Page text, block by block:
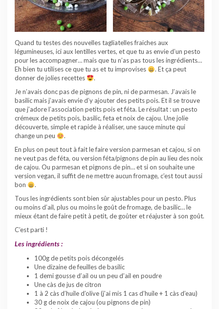
Quand tu testes des nouvelles tagliatelles fraiches aux
légumineuses, ici aux lentilles vertes, et que tu as envie d’un pesto
pour les accompagner… mais que tu n’as pas tous les ingrédients…
Eh bien tu utilises ce que tu as et tu improvises
. Et ça peut
donner de jolies recettes
.
Je n’avais donc pas de pignons de pin, ni de parmesan. J’avais le
basilic mais j’avais envie d’y ajouter des petits pois. Et il se trouve
que j’adore l’association petits pois et féta. Le résultat : un pesto
crémeux de petits pois, basilic, feta et noix de cajou. Une jolie
découverte, simple et rapide à réaliser, une sauce minute qui
change un peu
.
En plus on peut tout à fait le faire version parmesan et cajou, si on
ne veut pas de féta, ou version féta/pignons de pin au lieu des noix
de cajou. Ou parmesan et pignons de pin… et si on souhaite une
version vegan, il suffit de ne mettre aucun fromage, c’est tout aussi
bon
.
Tous les ingrédients sont bien sûr ajustables pour un pesto. Plus
ou moins d’ail, plus ou moins le goût de fromage, de basilic… le
mieux étant de faire petit à petit, de goûter et réajuster à son goût.
C’est parti !
Les ingrédients :
100g de petits pois décongelés
Une dizaine de feuilles de basilic
1 demi gousse d’ail ou un peu d’ail en poudre
Une càs de jus de citron
1 à 2 càs d’huile d’olive (j’ai mis 1 cas d’huile + 1 càs d’eau)
30 g de noix de cajou (ou pignons de pin)